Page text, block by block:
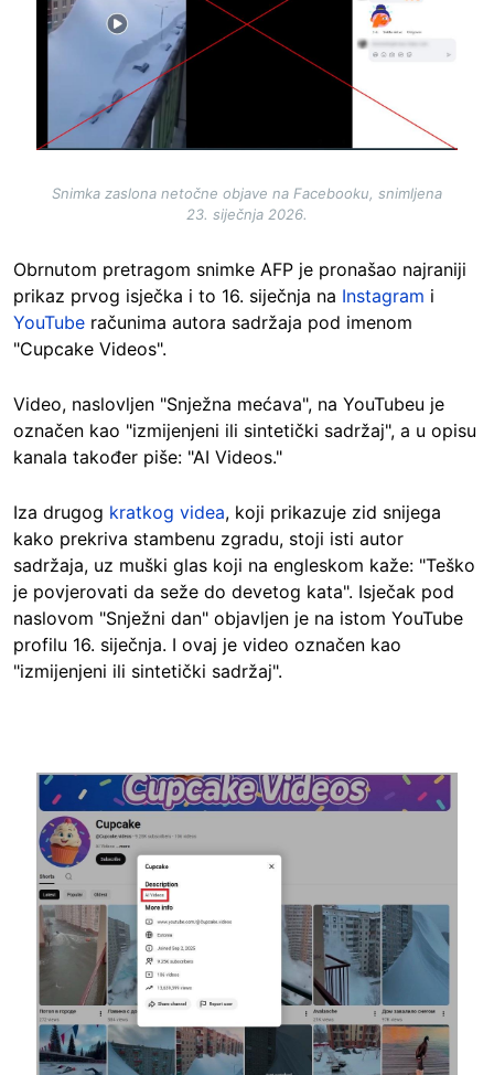
Snimka zaslona netočne objave na Facebooku, snimljena
23. siječnja 2026.
Obrnutom pretragom snimke AFP je pronašao najraniji
prikaz prvog isječka i to 16. siječnja na Instagram i
YouTube računima autora sadržaja pod imenom
"Cupcake Videos".
Video, naslovljen "Snježna mećava", na YouTubeu je
označen kao "izmijenjeni ili sintetički sadržaj", a u opisu
kanala također piše: "AI Videos."
Iza drugog kratkog videa, koji prikazuje zid snijega
kako prekriva stambenu zgradu, stoji isti autor
sadržaja, uz muški glas koji na engleskom kaže: "Teško
je povjerovati da seže do devetog kata". Isječak pod
naslovom "Snježni dan" objavljen je na istom YouTube
profilu 16. siječnja. I ovaj je video označen kao
"izmijenjeni ili sintetički sadržaj".
Image